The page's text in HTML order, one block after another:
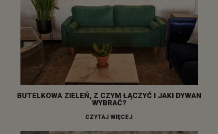
BUTELKOWA ZIELEŃ, Z CZYM ŁĄCZYĆ I JAKI DYWAN
WYBRAĆ?
CZYTAJ WIĘCEJ